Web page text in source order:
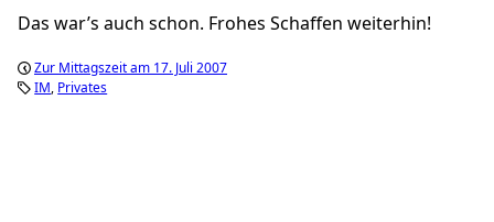
Das war’s auch schon. Frohes Schaffen weiterhin!
Zur Mittagszeit am 17. Juli 2007
IM Privates